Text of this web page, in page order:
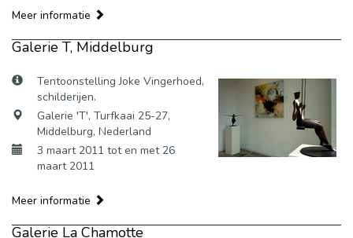
Meer informatie
Galerie T, Middelburg
Tentoonstelling Joke Vingerhoed,
schilderijen.
Galerie 'T', Turfkaai 25-27,
Middelburg, Nederland
3 maart 2011 tot en met 26
maart 2011
Meer informatie
Galerie La Chamotte